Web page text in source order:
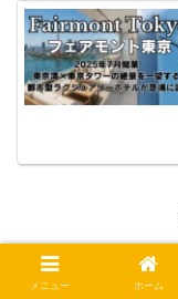
メニュー ホーム